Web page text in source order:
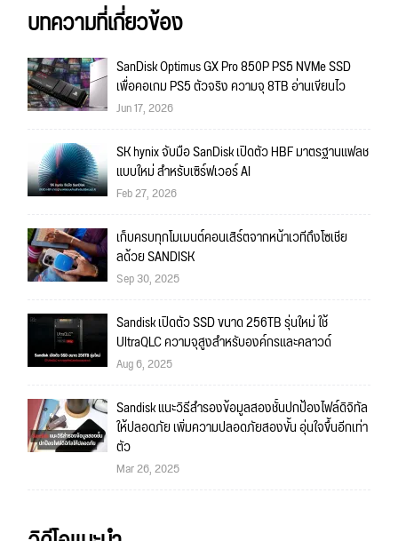
บทความที่เกี่ยวข้อง
SanDisk Optimus GX Pro 850P PS5 NVMe SSD
เพื่อคอเกม PS5 ตัวจริง ความจุ 8TB อ่านเขียนไว
Jun 17, 2026
SK hynix จับมือ SanDisk เปิดตัว HBF มาตรฐานแฟลช
แบบใหม่ สำหรับเซิร์ฟเวอร์ AI
Feb 27, 2026
เก็บครบทุกโมเมนต์คอนเสิร์ตจากหน้าเวทีถึงโซเชีย
ลด้วย SANDISK
Sep 30, 2025
Sandisk เปิดตัว SSD ขนาด 256TB รุ่นใหม่ ใช้
UltraQLC ความจุสูงสำหรับองค์กรและคลาวด์
Aug 6, 2025
Sandisk แนะวิธีสำรองข้อมูลสองชั้นปกป้องไฟล์ดิจิทัล
ให้ปลอดภัย เพิ่มความปลอดภัยสองขั้น อุ่นใจขึ้นอีกเท่า
ตัว
Mar 26, 2025